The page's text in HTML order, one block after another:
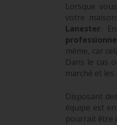
Lorsque
votre
Lanester.
même, car
Dans le cas
marché et
Disposant des
équipe est
pourrait être